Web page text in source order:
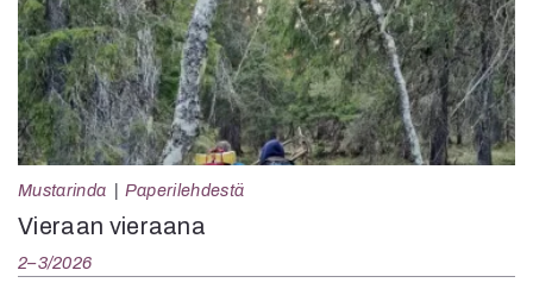
Mustarinda Paperilehdestä
Vieraan vieraana
2–3/2026